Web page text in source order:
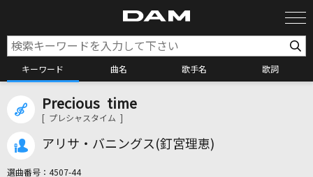
キーワード 曲名 歌手名 歌詞
カラオケ検索
カラオケ店舗検索
Precious time
[ プレシャスタイム ]
アリサ・バニングス(釘宮理恵)
選曲番号： 4507-44